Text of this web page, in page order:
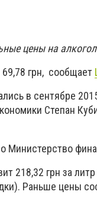
цены на
грн, сообщает
в сентябре
Степан
Министерство
218,32 грн за литр
Раньше цены